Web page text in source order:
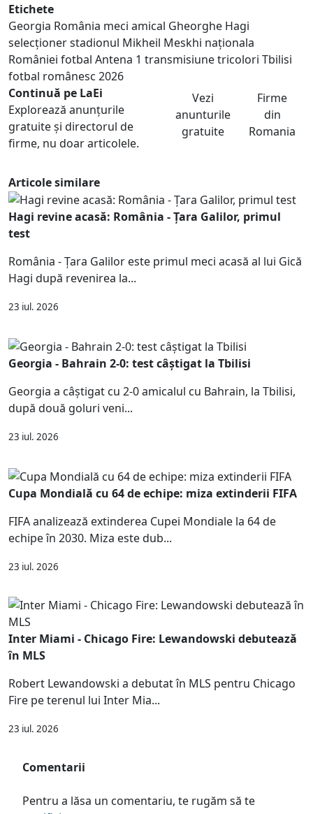
Etichete
Georgia România meci amical Gheorghe Hagi
selecționerstadionul Mikheil Meskhi naționala
României fotbal Antena 1 transmisiunetricolori Tbilisi
fotbal românesc 2026
Continuă pe LaEi
Explorează anunțurile
gratuite și directorul de
firme, nu doar articolele.
Vezi
anunturile
gratuite
Firme
din
Romania
Articole similare
Hagi revine acasă: România - Țara Galilor, primul
test
România - Țara Galilor este primul meci acasă al lui Gică
Hagi după revenirea la...
23 iul. 2026
Georgia - Bahrain 2-0: test câștigat la Tbilisi
Georgia a câștigat cu 2-0 amicalul cu Bahrain, la Tbilisi,
după două goluri veni...
23 iul. 2026
Cupa Mondială cu 64 de echipe: miza extinderii FIFA
FIFA analizează extinderea Cupei Mondiale la 64 de
echipe în 2030. Miza este dub...
23 iul. 2026
Inter Miami - Chicago Fire: Lewandowski debutează
în MLS
Robert Lewandowski a debutat în MLS pentru Chicago
Fire pe terenul lui Inter Mia...
23 iul. 2026
Comentarii
Pentru a lăsa un comentariu, te rugăm să te